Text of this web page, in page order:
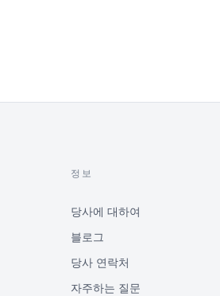
정보
당사에 대하여
블로그
당사 연락처
자주하는 질문